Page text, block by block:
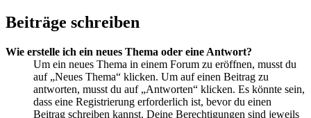
Beiträge schreiben
Wie erstelle ich ein neues Thema oder eine Antwort?
Um ein neues Thema in einem Forum zu eröffnen, musst du
auf „Neues Thema“ klicken. Um auf einen Beitrag zu
antworten, musst du auf „Antworten“ klicken. Es könnte sein,
dass eine Registrierung erforderlich ist, bevor du einen
Beitrag schreiben kannst. Deine Berechtigungen sind jeweils